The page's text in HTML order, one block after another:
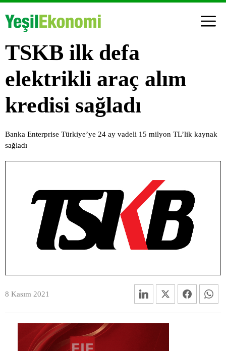
TSKB ilk defa
elektrikli araç alım
kredisi sağladı
Banka Enterprise Türkiye’ye 24 ay vadeli 15 milyon TL’lik kaynak
sağladı
8 Kasım 2021